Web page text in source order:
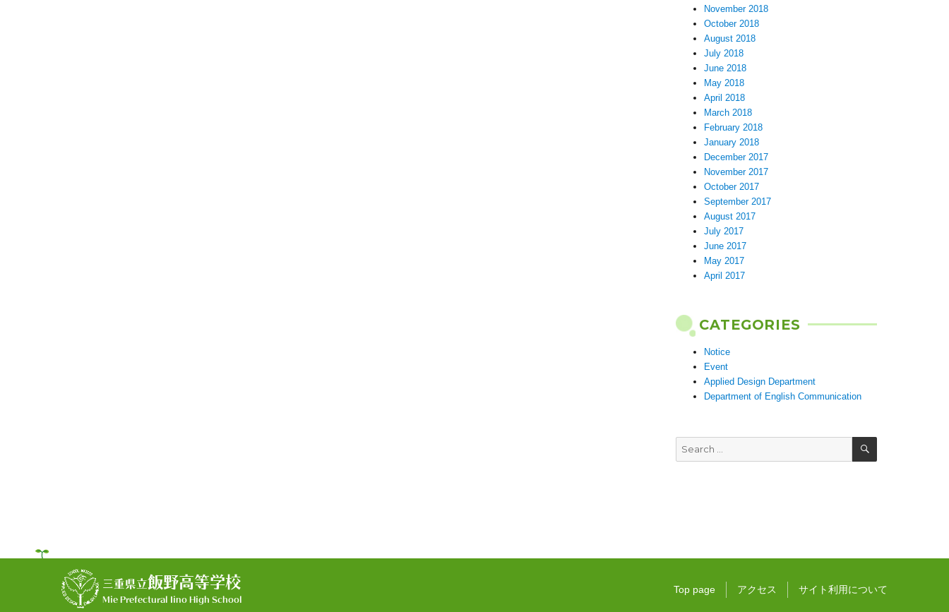
November 2018
October 2018
August 2018
July 2018
June 2018
May 2018
April 2018
March 2018
February 2018
January 2018
December 2017
November 2017
October 2017
September 2017
August 2017
July 2017
June 2017
May 2017
April 2017
CATEGORIES
Notice
Event
Applied Design Department
Department of English Communication
Search
for:
SEARCH
三重県立飯野高等学校
Mie Prefectural Iino High School
Top page アクセス サイト利用について